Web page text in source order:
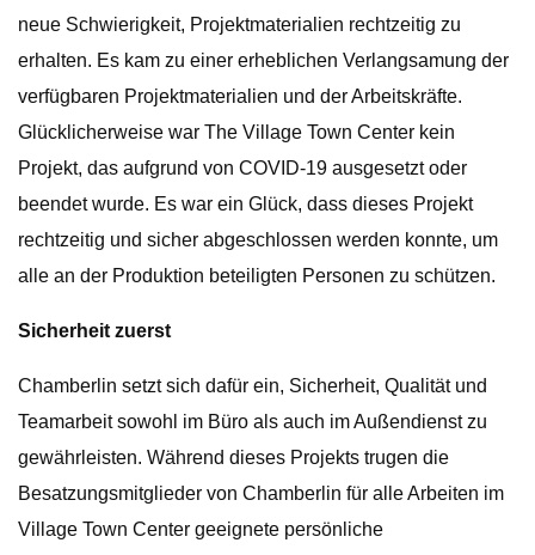
neue Schwierigkeit, Projektmaterialien rechtzeitig zu
erhalten. Es kam zu einer erheblichen Verlangsamung der
verfügbaren Projektmaterialien und der Arbeitskräfte.
Glücklicherweise war The Village Town Center kein
Projekt, das aufgrund von COVID-19 ausgesetzt oder
beendet wurde. Es war ein Glück, dass dieses Projekt
rechtzeitig und sicher abgeschlossen werden konnte, um
alle an der Produktion beteiligten Personen zu schützen.
Sicherheit zuerst
Chamberlin setzt sich dafür ein, Sicherheit, Qualität und
Teamarbeit sowohl im Büro als auch im Außendienst zu
gewährleisten. Während dieses Projekts trugen die
Besatzungsmitglieder von Chamberlin für alle Arbeiten im
Village Town Center geeignete persönliche